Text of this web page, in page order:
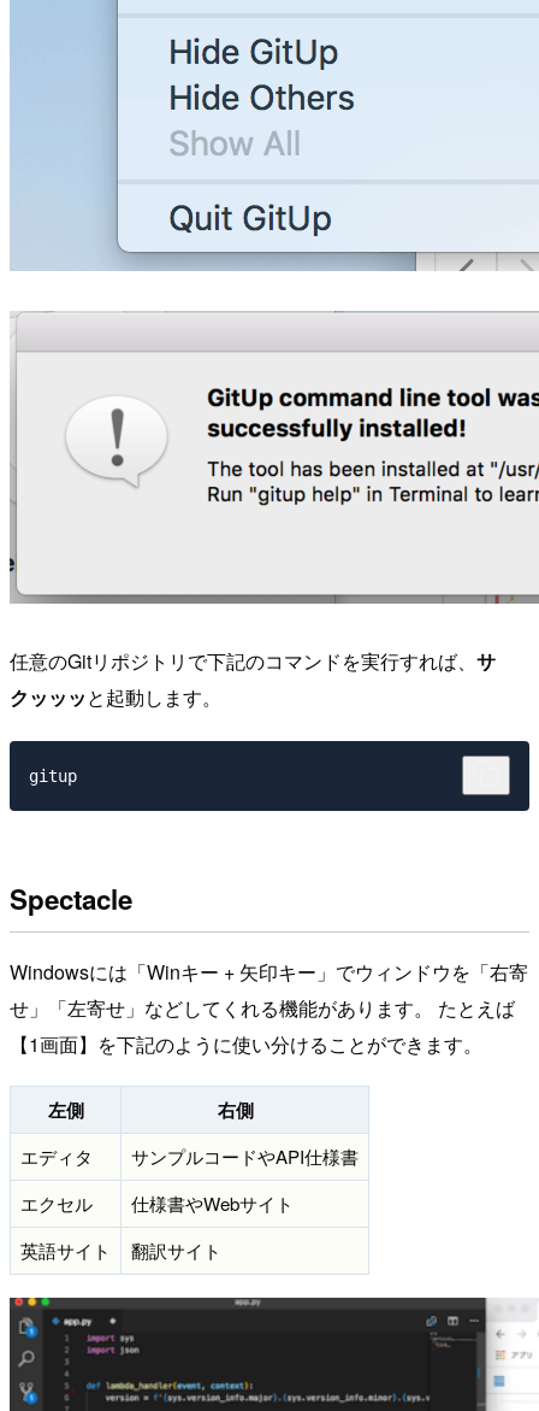
任意のGitリポジトリで下記のコマンドを実行すれば、 サ
クッッッと起動します。
Spectacle
Windowsには「Winキー + 矢印キー」でウィンドウを「右寄
せ」「左寄せ」などしてくれる機能があります。 たとえば
【1画面】を下記のように使い分けることができます。
左側 右側
エディタ
サンプルコードやAPI仕様書
エクセル
仕様書やWebサイト
英語サイト
翻訳サイト